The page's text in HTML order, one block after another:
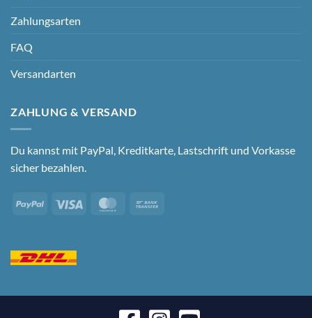
Zahlungsarten
FAQ
Versandarten
ZAHLUNG & VERSAND
Du kannst mit PayPal, Kreditkarte, Lastschrift und Vorkasse
sicher bezahlen.
PayPal Visa MasterCard